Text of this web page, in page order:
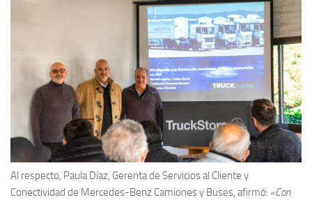
Al respecto, Paula Díaz, Gerenta de Servicios al Cliente y
Conectividad de Mercedes-Benz Camiones y Buses, afirmó: «Con